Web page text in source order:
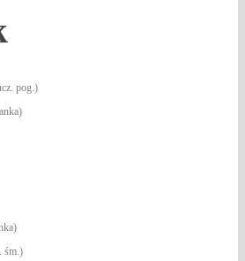
pog.)
śm.)